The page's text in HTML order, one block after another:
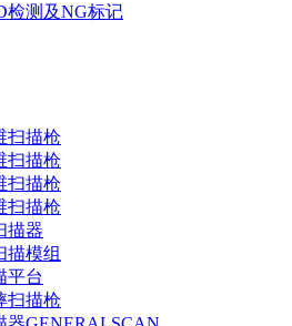
检测及NG标记
扫描枪
扫描枪
扫描枪
扫描枪
描器
描模组
平台
扫描枪